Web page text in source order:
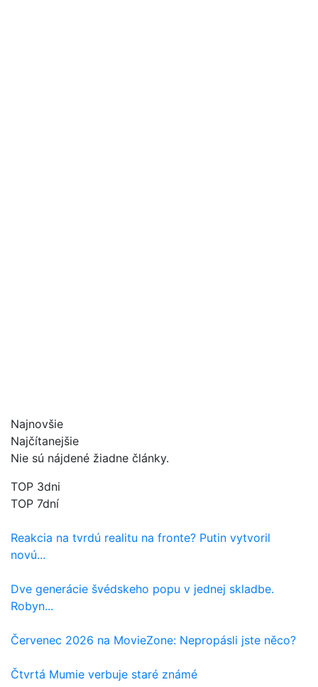
Najnovšie
Najčítanejšie
Nie sú nájdené žiadne články.
TOP 3dni
TOP 7dní
Reakcia na tvrdú realitu na fronte? Putin vytvoril
novú...
Dve generácie švédskeho popu v jednej skladbe.
Robyn...
Červenec 2026 na MovieZone: Nepropásli jste něco?
Čtvrtá Mumie verbuje staré známé